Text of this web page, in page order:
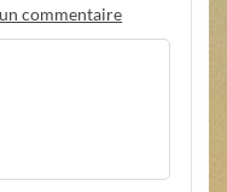
commentaire